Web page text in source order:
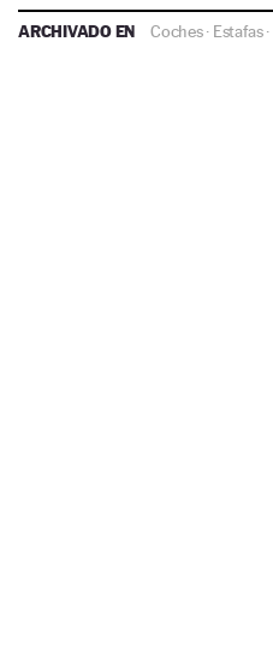
ARCHIVADO EN Coches· Estafas·